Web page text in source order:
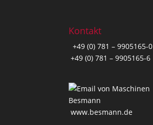
Kontakt
+49 (0) 781 – 9905165-0
+49 (0) 781 – 9905165-6
www.besmann.de